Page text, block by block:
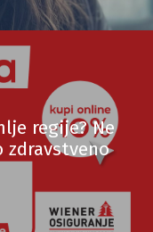
regije? Ne
zdravstveno